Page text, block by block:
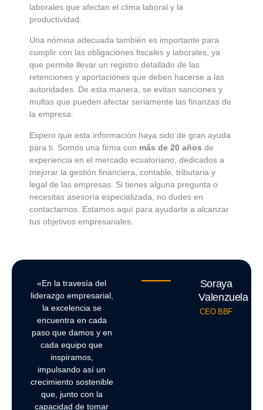
laborales que afectan el clima laboral y la
productividad.
Una nómina adecuada también es importante para
cumplir con las obligaciones fiscales y laborales, ya
que permite llevar un registro detallado de las
retenciones y aportaciones que deben hacerse a las
autoridades. De esta manera, se evitan sanciones y
multas que pueden afectar seriamente las finanzas de
la empresa.
Espero que esta información haya sido de gran ayuda
para ti. Somos una firma con más de 20 años de
experiencia en el mercado ecuatoriano, dedicados a
mejorar la gestión financiera, contable, tributaria y
legal de las empresas. Si tienes alguna pregunta o
necesitas asesoría especializada, no dudes en
contactarnos. Estamos aquí para ayudarte a alcanzar
tus objetivos empresariales.
«En la travesía del
liderazgo empresarial,
la excelencia se
encuentra en cada
paso que damos y en
cada equipo que
inspiramos,
impulsando así un
crecimiento sostenible
que, junto con la
capacidad de tomar
Soraya
Valenzuela
CEO BBF